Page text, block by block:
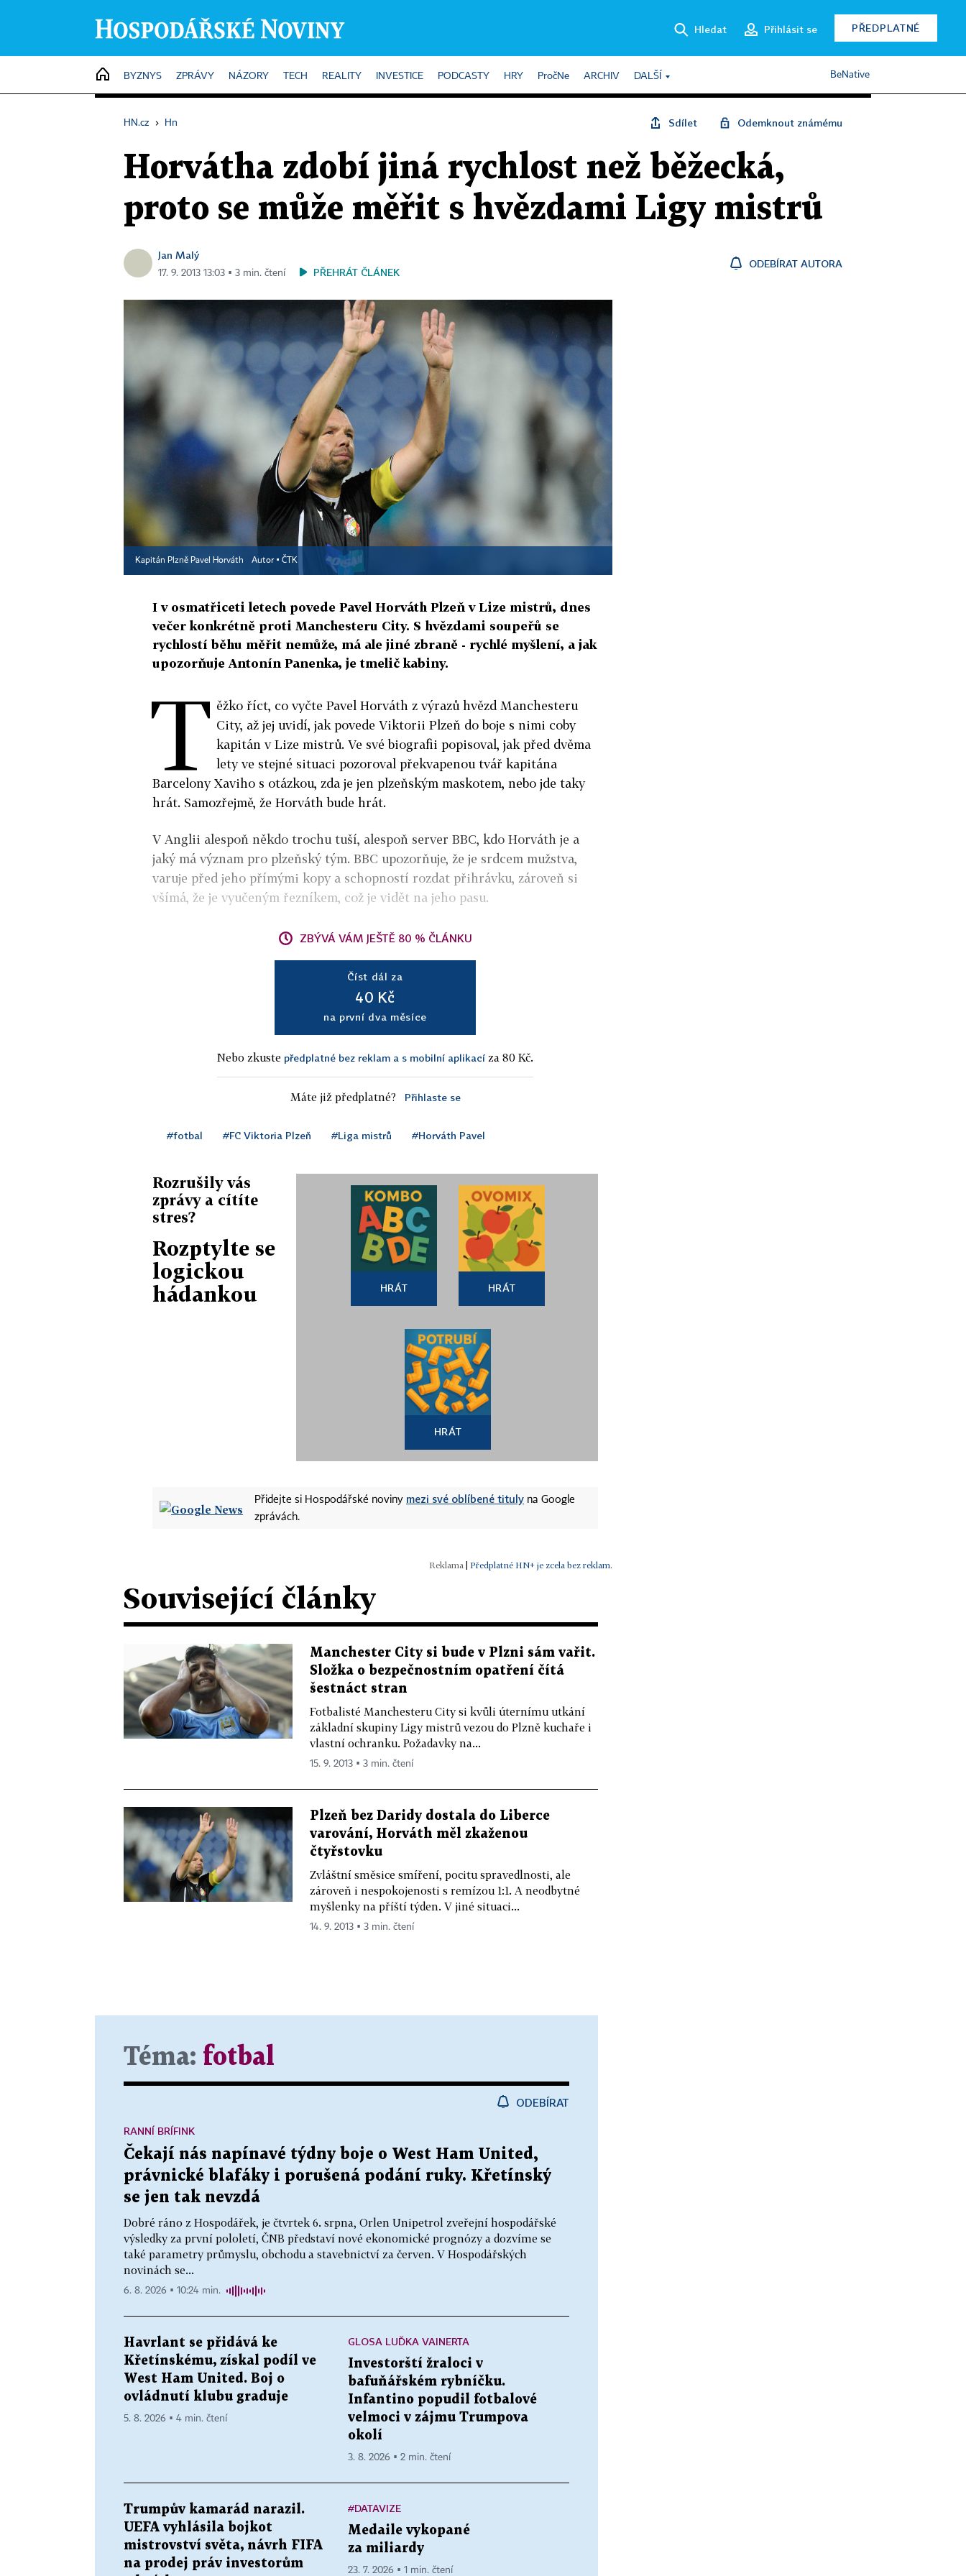
Hledat Přihlásit se PŘEDPLATNÉ
HOME
BYZNYS ZPRÁVY NÁZORY TECH REALITY INVESTICE PODCASTY HRY PročNe ARCHIV DALŠÍ BeNative
HN.cz › Hn Sdílet Odemknout známému
Horvátha zdobí jiná rychlost než běžecká,
proto se může měřit s hvězdami Ligy mistrů
Jan Malý
17. 9. 2013 13:03 ▪ 3 min. čtení PŘEHRÁT ČLÁNEK
ODEBÍRAT AUTORA
Kapitán Plzně Pavel Horváth Autor ▪ ČTK
I v osmatřiceti letech povede Pavel Horváth Plzeň v Lize mistrů, dnes
večer konkrétně proti Manchesteru City. S hvězdami soupeřů se
rychlostí běhu měřit nemůže, má ale jiné zbraně - rychlé myšlení, a jak
upozorňuje Antonín Panenka, je tmelič kabiny.
T ěžko říct, co vyčte Pavel Horváth z výrazů hvězd Manchesteru
City, až jej uvidí, jak povede Viktorii Plzeň do boje s nimi coby
kapitán v Lize mistrů. Ve své biografii popisoval, jak před dvěma
lety ve stejné situaci pozoroval překvapenou tvář kapitána
Barcelony Xaviho s otázkou, zda je jen plzeňským maskotem, nebo jde taky
hrát. Samozřejmě, že Horváth bude hrát.
V Anglii alespoň někdo trochu tuší, alespoň server BBC, kdo Horváth je a
jaký má význam pro plzeňský tým. BBC upozorňuje, že je srdcem mužstva,
varuje před jeho přímými kopy a schopností rozdat přihrávku, zároveň si
všímá, že je vyučeným řezníkem, což je vidět na jeho pasu.
ZBÝVÁ VÁM JEŠTĚ 80 % ČLÁNKU
Číst dál za
40 Kč
na první dva měsíce
Nebo zkuste předplatné bez reklam a s mobilní aplikací za 80 Kč.
Máte již předplatné? Přihlaste se
#fotbal #FC Viktoria Plzeň #Liga mistrů #Horváth Pavel
Rozrušily vás
zprávy a cítíte
stres?
Rozptylte se
logickou
hádankou
HRÁT HRÁT
HRÁT
Přidejte si Hospodářské noviny mezi své oblíbené tituly na Google
zprávách.
| Předplatné HN+ je zcela bez reklam.
Související články
Manchester City si bude v Plzni sám vařit.
Složka o bezpečnostním opatření čítá
šestnáct stran
Fotbalisté Manchesteru City si kvůli úternímu utkání
základní skupiny Ligy mistrů vezou do Plzně kuchaře i
vlastní ochranku. Požadavky na...
15. 9. 2013 ▪ 3 min. čtení
Plzeň bez Daridy dostala do Liberce
varování, Horváth měl zkaženou
čtyřstovku
Zvláštní směsice smíření, pocitu spravedlnosti, ale
zároveň i nespokojenosti s remízou 1:1. A neodbytné
myšlenky na příští týden. V jiné situaci...
14. 9. 2013 ▪ 3 min. čtení
Téma: fotbal
ODEBÍRAT
Čekají nás napínavé týdny boje o West Ham United,
právnické blafáky i porušená podání ruky. Křetínský
se jen tak nevzdá
Dobré ráno z Hospodářek, je čtvrtek 6. srpna, Orlen Unipetrol zveřejní hospodářské
výsledky za první pololetí, ČNB představí nové ekonomické prognózy a dozvíme se
také parametry průmyslu, obchodu a stavebnictví za červen. V Hospodářských
novinách se...
RANNÍ BRÍFINK
6. 8. 2026 ▪ 10:24 min.
Havrlant se přidává ke
Křetínskému, získal podíl ve
West Ham United. Boj o
ovládnutí klubu graduje
5. 8. 2026 ▪ 4 min. čtení
GLOSA LUĎKA VAINERTA
Investorští žraloci v
bafuňářském rybníčku.
Infantino popudil fotbalové
velmoci v zájmu Trumpova
okolí
3. 8. 2026 ▪ 2 min. čtení
Trumpův kamarád narazil.
UEFA vyhlásila bojkot
mistrovství světa, návrh FIFA
na prodej práv investorům
#DATAVIZE
Medaile vykopané
za miliardy
23. 7. 2026 ▪ 1 min. čtení